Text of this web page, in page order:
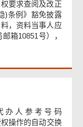
要求查阅及改正
)条例》豁免披露
，资料当事人应
箱10851号），
办人参考号码
操作的自动交换